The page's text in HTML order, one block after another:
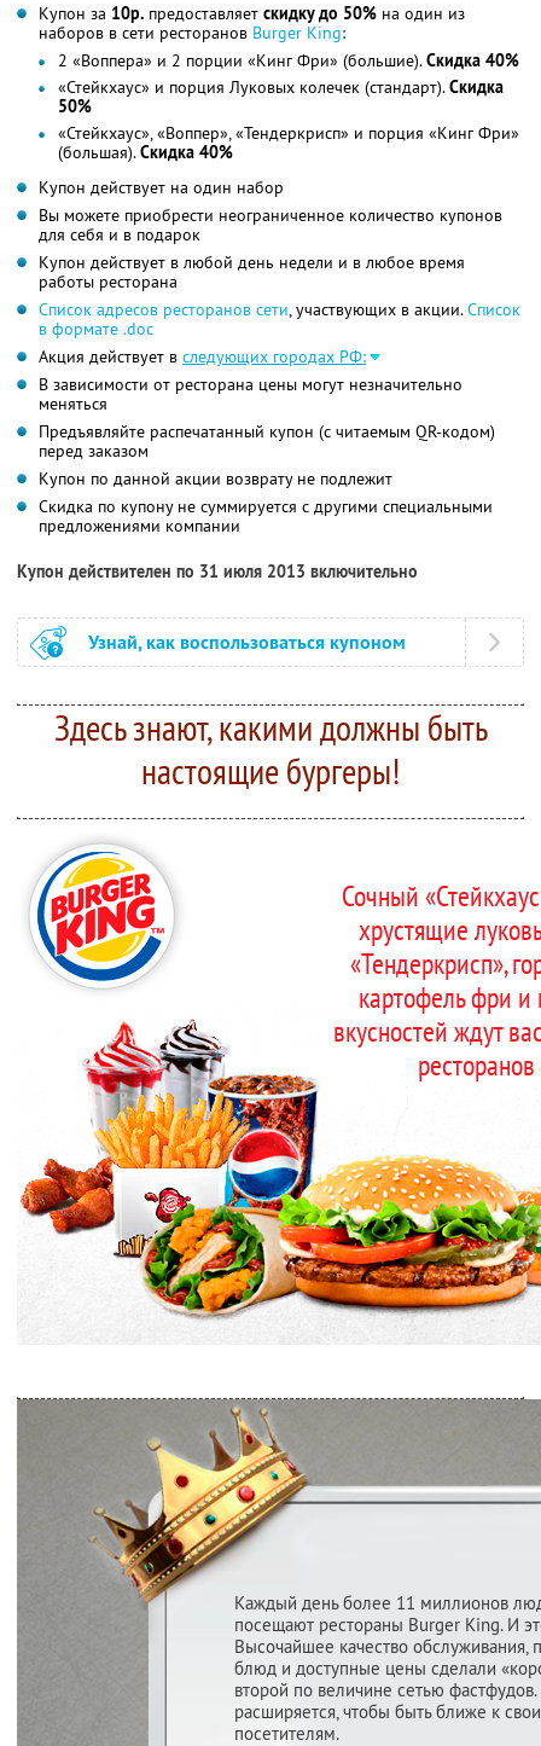
Купон за 10р. предоставляет скидку до 50% на один из
наборов в сети ресторанов Burger King:
2 «Воппера» и 2 порции «Кинг Фри» (большие).Скидка 40%
«Стейкхаус» и порция Луковых колечек (стандарт).Скидка
50%
«Стейкхаус», «Воппер», «Тендеркрисп» и порция «Кинг Фри»
(большая).Скидка 40%
Купон действует на один набор
Вы можете приобрести неограниченное количество купонов
для себя и в подарок
Купон действует в любой день недели и в любое время
работы ресторана
Список адресов ресторанов сети, участвующих в акции.Список
в формате .doc
Акция действует в следующих городах РФ:
В зависимости от ресторана цены могут незначительно
меняться
Предъявляйте распечатанный купон (с читаемым QR-кодом)
перед заказом
Купон по данной акции возврату не подлежит
Скидка по купону не суммируется с другими специальными
предложениями компании
Купон действителен по 31 июля 2013 включительно
Узнай, как воспользоваться купоном
Здесь знают, какими должны быть
настоящие бургеры!
Сочный
хрустящие
«Тендеркрисп»,
картофель фри
вкусностей ждут
Каждый день более 11 миллионов
посещают рестораны Burger King. И
Высочайшее качество обслуживания,
блюд и доступные цены сделали
второй по величине сетью
расширяется, чтобы быть ближе к
посетителям.